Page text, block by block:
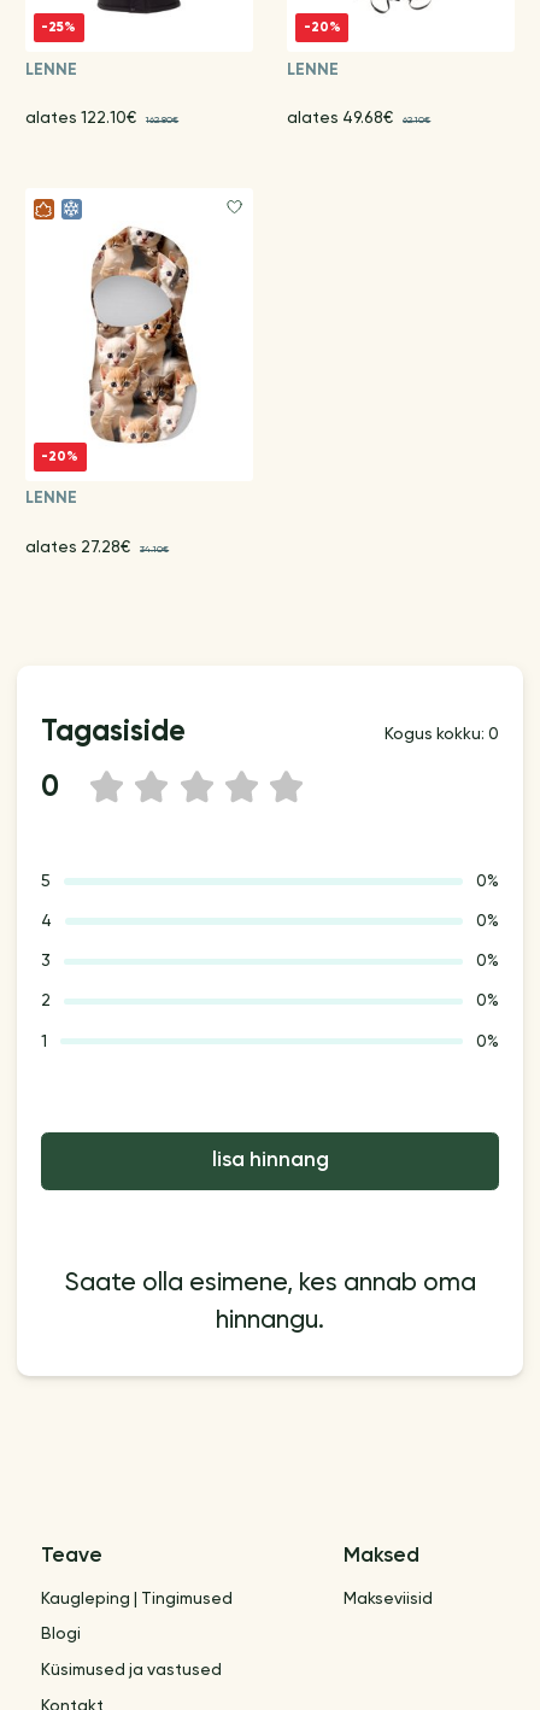
-25%
LENNE
alates 122.10€ 162.80€
-20%
LENNE
alates 49.68€ 62.10€
-20%
LENNE
alates 27.28€ 34.10€
Tagasiside Kogus kokku: 0
0 5
4
3
2
1
5 0%
4 0%
3 0%
2 0%
1 0%
lisa hinnang
Saate olla esimene, kes annab oma
hinnangu.
Teave
Kaugleping | Tingimused
Blogi
Küsimused ja vastused
Kontakt
Maksed
Makseviisid